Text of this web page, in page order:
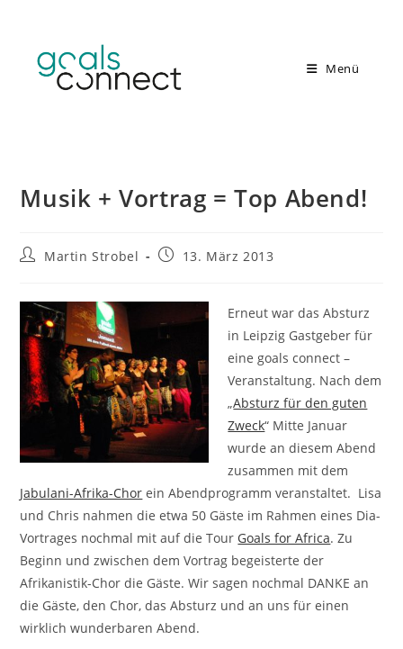
springen
Menü
Musik + Vortrag = Top Abend!
Beitrags-
Martin Strobel
Beitrag13. März 2013
Erneut war das Absturz
in Leipzig Gastgeber für
eine goals connect –
Veranstaltung. Nach dem
„Absturz für den guten
Zweck“ Mitte Januar
wurde an diesem Abend
zusammen mit dem
Jabulani-Afrika-Chor ein Abendprogramm veranstaltet. Lisa
und Chris nahmen die etwa 50 Gäste im Rahmen eines Dia-
Vortrages nochmal mit auf die Tour Goals for Africa. Zu
Beginn und zwischen dem Vortrag begeisterte der
Afrikanistik-Chor die Gäste. Wir sagen nochmal DANKE an
die Gäste, den Chor, das Absturz und an uns für einen
wirklich wunderbaren Abend.